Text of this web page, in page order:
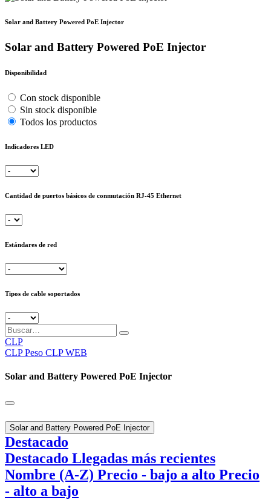
Solar and Battery Powered PoE Injector
Solar and Battery Powered PoE Injector
Disponibilidad
Con stock disponible
Sin stock disponible
Todos los productos
Indicadores LED
Cantidad de puertos básicos de conmutación RJ-45 Ethernet
Estándares de red
Tipos de cable soportados
CLP
CLP Peso CLP WEB
Solar and Battery Powered PoE Injector
Solar and Battery Powered PoE Injector
Destacado
Destacado Llegadas más recientes
Nombre (A-Z) Precio - bajo a alto Precio
- alto a bajo